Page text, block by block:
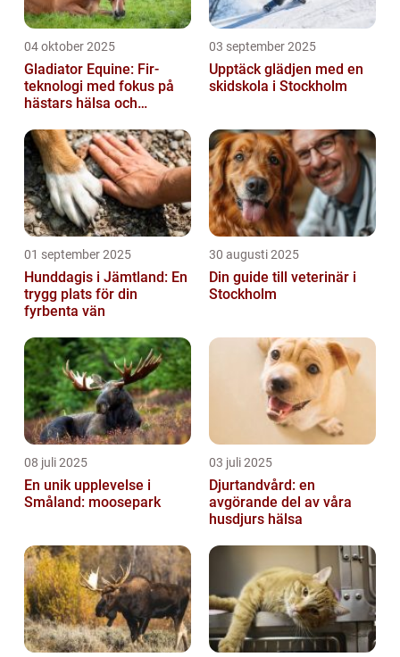
04 oktober 2025
Gladiator Equine: Fir-
teknologi med fokus på
hästars hälsa och
03 september 2025
Upptäck glädjen med en
skidskola i Stockholm
01 september 2025
Hunddagis i Jämtland: En
trygg plats för din
fyrbenta vän
30 augusti 2025
Din guide till veterinär i
Stockholm
08 juli 2025
En unik upplevelse i
Småland: moosepark
03 juli 2025
Djurtandvård: en
avgörande del av våra
husdjurs hälsa